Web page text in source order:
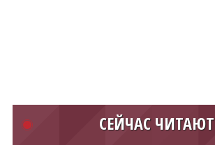
СЕЙЧАС ЧИТАЮТ